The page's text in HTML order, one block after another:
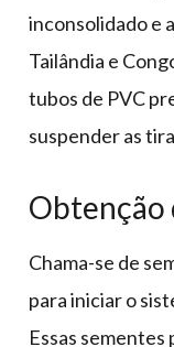
inconsolidado e
Tailândia e
tubos de PVC
suspender as
Obtenção
Chama-se de
para iniciar o
Essas